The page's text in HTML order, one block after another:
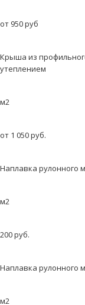
от 950 руб
Крыша из
утеплением
м2
от 1 050 руб.
Наплавка рулонного
м2
200 руб.
Наплавка рулонного
м2